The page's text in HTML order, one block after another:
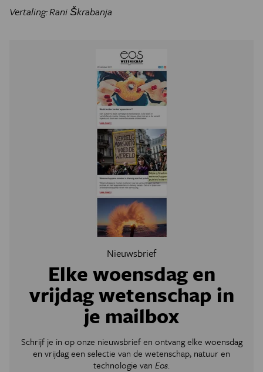
Vertaling:Rani Škrabanja
Nieuwsbrief
Elke woensdag en
vrijdag wetenschap in
je mailbox
Schrijf je in op onze nieuwsbrief en ontvang elke woensdag
en vrijdag een selectie van de wetenschap, natuur en
technologie van Eos.